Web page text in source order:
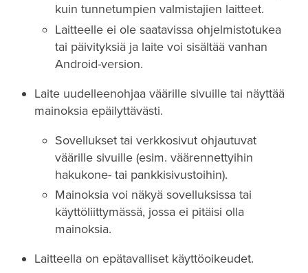
kuin tunnetumpien valmistajien laitteet.
Laitteelle ei ole saatavissa ohjelmistotukea
tai päivityksiä ja laite voi sisältää vanhan
Android-version.
Laite uudelleenohjaa väärille sivuille tai näyttää
mainoksia epäilyttävästi.
Sovellukset tai verkkosivut ohjautuvat
väärille sivuille (esim. väärennettyihin
hakukone- tai pankkisivustoihin).
Mainoksia voi näkyä sovelluksissa tai
käyttöliittymässä, jossa ei pitäisi olla
mainoksia.
Laitteella on epätavalliset käyttöoikeudet.